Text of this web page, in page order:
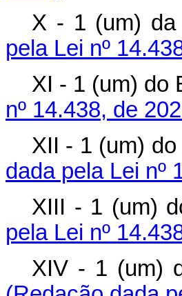
X - 1 (um)
pela Lei nº
XI - 1 (um)
nº 14.438, de
XII - 1 (um)
dada pela Lei nº
XIII - 1 (um)
pela Lei nº
XIV - 1 (um)